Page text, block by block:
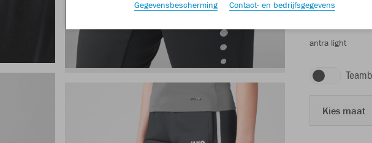
antra light
Kies maat
Gegevensbescherming Contact- en bedrijfsgegevens